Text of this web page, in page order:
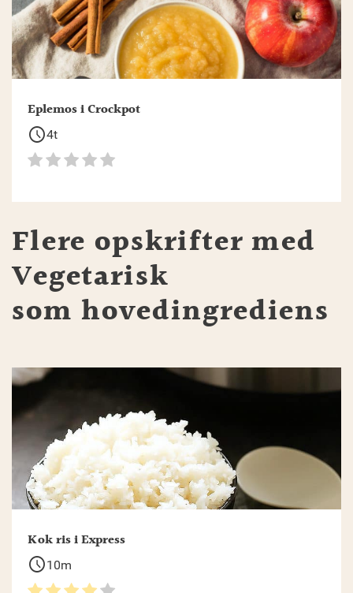
Eplemos i Crockpot
schedule4t
Flere opskrifter med
Vegetarisk
som hovedingrediens
Kok ris i Express
schedule10m